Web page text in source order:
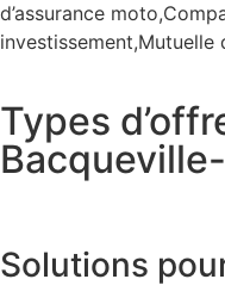
d’assurance
investissement,Mutuelle
Types
Solutions